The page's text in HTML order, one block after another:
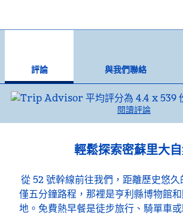
評論 與我們聯絡
閱讀評論
輕鬆探索密蘇里大
從 52 號幹線前往我們，距離歷史悠
僅五分鐘路程，那裡是亨利縣博物館
地。免費熱早餐是徒步旅行、騎單車